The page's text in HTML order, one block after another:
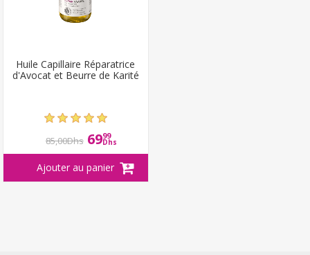
Huile Capillaire Réparatrice
d'Avocat et Beurre de Karité
85,00Dhs 6999
Dhs